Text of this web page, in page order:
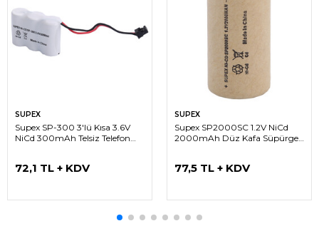
SUPEX
Supex SP-300 3'lü Kısa 3.6V
NiCd 300mAh Telsiz Telefon
72,1 TL + KDV
SUPEX
Supex SP2000SC 1.2V NiCd
2000mAh Düz Kafa Süpürge
77,5 TL + KDV